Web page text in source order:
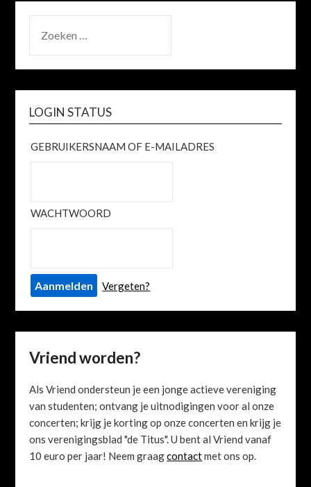
NAAR:
LOGIN STATUS
GEBRUIKERSNAAM OF E-MAILADRES
WACHTWOORD
Vergeten?
Vriend worden?
Als Vriend ondersteun je een jonge actieve vereniging
van studenten; ontvang je uitnodigingen voor al onze
concerten; krijg je korting op onze concerten en krijg je
ons verenigingsblad "de Titus". U bent al Vriend vanaf
10 euro per jaar! Neem graagcontactmet ons op.